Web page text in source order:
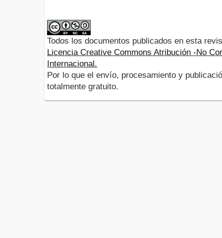
Todos los documentos publicados en esta
Licencia Creative Commons Atribución -No
Internacional.
Por lo que el envío, procesamiento y
totalmente gratuito.